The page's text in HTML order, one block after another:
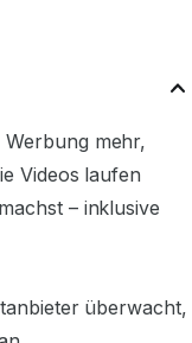
mehr,
Videos laufen
– inklusive
überwacht,